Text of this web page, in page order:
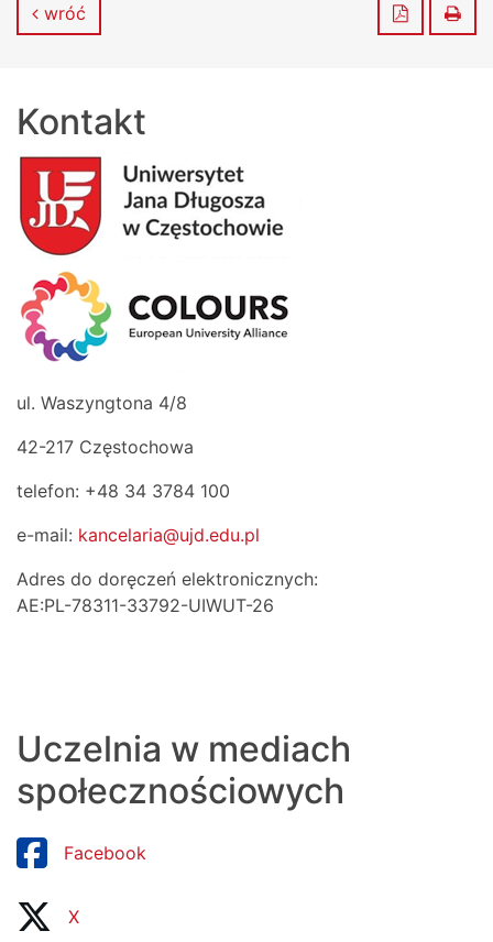
wróć Zapisz do
Kontakt
ul. Waszyngtona 4/8
42-217 Częstochowa
telefon: +48 34 3784 100
e-mail: kancelaria@ujd.edu.pl
Adres do doręczeń elektronicznych:
AE:PL-78311-33792-UIWUT-26
Uczelnia w mediach
społecznościowych
Facebook
X